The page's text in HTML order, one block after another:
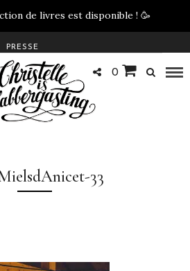
de livres est disponible ! 🥳
PRESSE
0
33